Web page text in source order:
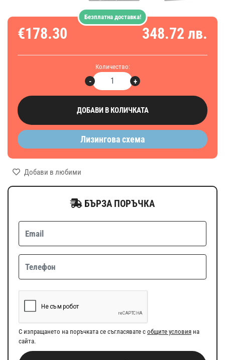
€178.30 348.72 лв.
Количество:
+
-
ДОБАВИ В КОЛИЧКАТА
Безплатна доставка!
Лизингова схема
Добави в любими
БЪРЗА ПОРЪЧКА
С изпращането на поръчката се съгласявате с общите условия на
сайта.